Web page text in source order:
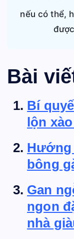
nếu có thể,
Bài
Bí
lộn
Hướng
bông
Gan
ngon
nhà